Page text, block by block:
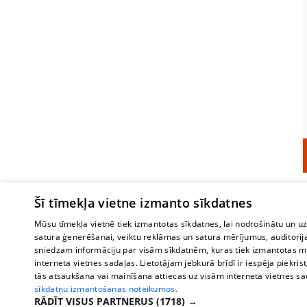
Šī tīmekļa vietne izmanto sīkdatnes
Mūsu tīmekļa vietnē tiek izmantotas sīkdatnes, lai nodrošinātu un
satura ģenerēšanai, veiktu reklāmas un satura mērījumus,
sniedzam informāciju par visām sīkdatnēm, kuras tiek izmantotas
interneta vietnes sadaļas. Lietotājam jebkurā brīdī ir iespēja
tās atsaukšana vai mainīšana attiecas uz visām interneta vietnes
sīkdatņu izmantošanas noteikumos.
RĀDĪT VISUS PARTNERUS (1718) →